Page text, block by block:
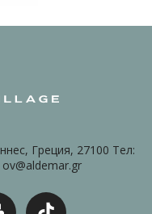
Греция, 27100 Тел: